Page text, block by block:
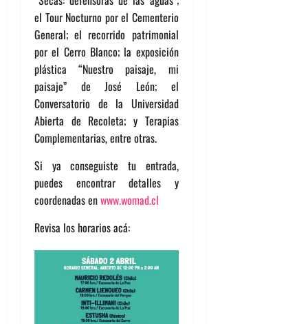
el Tour Nocturno por el Cementerio
General; el recorrido patrimonial
por el Cerro Blanco; la exposición
plástica “Nuestro paisaje, mi
paisaje” de José León; el
Conversatorio de la Universidad
Abierta de Recoleta; y Terapias
Complementarias, entre otras.
Si ya conseguiste tu entrada,
puedes encontrar detalles y
coordenadas enwww.womad.cl
Revisa los horarios acá: